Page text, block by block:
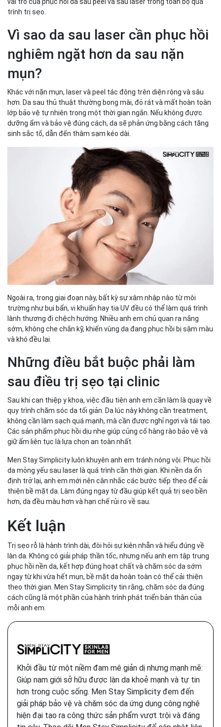
trình trị sẹo.
Vì sao da sau laser cần phục hồi
nghiêm ngặt hơn da sau nặn
mụn?
Khác với nặn mụn, laser và peel tác động trên diện rộng và sâu
hơn. Da sau thủ thuật thường bong mài, đỏ rát và mất hoàn toàn
lớp bảo vệ tự nhiên trong một thời gian ngắn. Nếu không được
dưỡng ẩm và bảo vệ đúng cách, da sẽ phản ứng bằng cách tăng
sinh sắc tố, dẫn đến thâm sạm kéo dài.
Ngoài ra, trong giai đoạn này, bất kỳ sự xâm nhập nào từ môi
trường như bụi bẩn, vi khuẩn hay tia UV đều có thể làm quá trình
lành thương đi chệch hướng. Nhiều anh em chủ quan ra nắng
sớm, không che chắn kỹ, khiến vùng da đang phục hồi bị sậm màu
và khó đều lại.
Những điều bắt buộc phải làm
sau điều trị sẹo tại clinic
Sau khi can thiệp y khoa, việc đầu tiên anh em cần làm là quay về
quy trình chăm sóc da tối giản. Da lúc này không cần treatment,
không cần làm sạch quá mạnh, mà cần được nghỉ ngơi và tái tạo.
Các sản phẩm phục hồi dịu nhẹ giúp củng cố hàng rào bảo vệ và
giữ ẩm liên tục là lựa chọn an toàn nhất.
Men Stay Simplicity luôn khuyên anh em tránh nóng vội. Phục hồi
da mỏng yếu sau laser là quá trình cần thời gian. Khi nền da ổn
định trở lại, anh em mới nên cân nhắc các bước tiếp theo để cải
thiện bề mặt da. Làm đúng ngay từ đầu giúp kết quả trị sẹo bền
hơn, da đều màu hơn và hạn chế rủi ro về sau.
Kết luận
Trị sẹo rỗ là hành trình dài, đòi hỏi sự kiên nhẫn và hiểu đúng về
làn da. Không có giải pháp thần tốc, nhưng nếu anh em tập trung
phục hồi nền da, kết hợp đúng hoạt chất và chăm sóc da sớm
ngay từ khi vừa hết mụn, bề mặt da hoàn toàn có thể cải thiện
theo thời gian. Men Stay Simplicity tin rằng, chăm sóc da đúng
cách cũng là một phần của hành trình phát triển bản thân của
mỗi anh em.
Khởi đầu từ một niềm đam mê giản dị nhưng mạnh mẽ:
Giúp nam giới sở hữu được làn da khoẻ mạnh và tự tin
hơn trong cuộc sống. Men Stay Simplicity đem đến
giải pháp bảo vệ và chăm sóc da ứng dụng công nghệ
hiện đại tạo ra công thức sản phẩm vượt trội và đáng